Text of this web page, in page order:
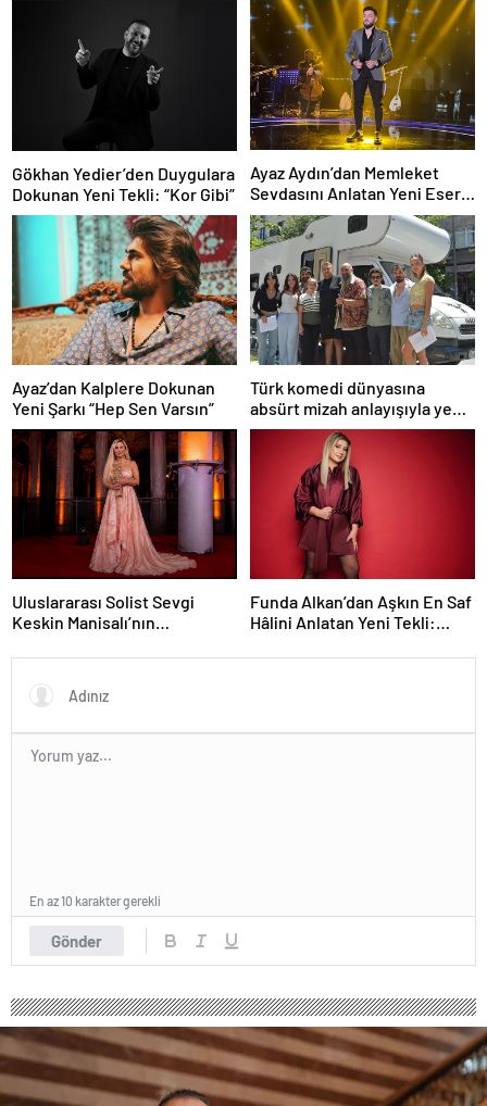
Gökhan Yedier’den Duygulara
Dokunan Yeni Tekli: “Kor Gibi”
Ayaz Aydın’dan Memleket
Sevdasını Anlatan Yeni Eser:
“Biz Sivaslıyız”
Ayaz’dan Kalplere Dokunan
Yeni Şarkı “Hep Sen Varsın”
Türk komedi dünyasına
absürt mizah anlayışıyla yeni
bir soluk getirmeye
hazırlanan “Şebeke: Sinyal
Yok”, çekimlerine başladı.
Uluslararası Solist Sevgi
Keskin Manisalı’nın
Performansı Meslek Onur
Ödülü ile Taçlandırıldı
Funda Alkan’dan Aşkın En Saf
Hâlini Anlatan Yeni Tekli:
Gönder
En az 10 karakter gerekli